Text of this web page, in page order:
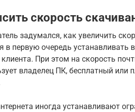
скорость
задумался, как увеличить
в первую очередь
При этом на скорость
владелец ПК, бесплатный
иногда устанавливают